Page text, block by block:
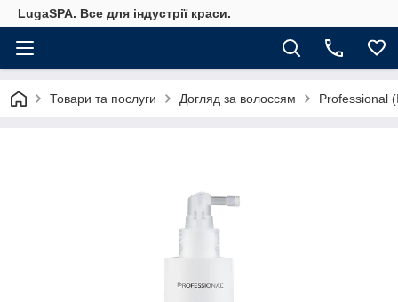
LugaSPA. Все для індустрії краси.
Товари та послуги Догляд за волоссям Professional